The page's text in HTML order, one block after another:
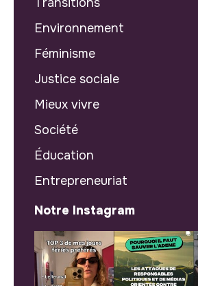
Environnement
Féminisme
Justice sociale
Mieux vivre
Société
Éducation
Entrepreneuriat
Notre Instagram